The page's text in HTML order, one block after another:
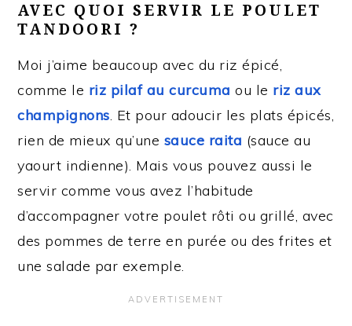
AVEC QUOI SERVIR LE POULET
TANDOORI ?
Moi j’aime beaucoup avec du riz épicé,
comme le riz pilaf au curcuma ou le riz aux
champignons. Et pour adoucir les plats épicés,
rien de mieux qu’une sauce raita (sauce au
yaourt indienne). Mais vous pouvez aussi le
servir comme vous avez l’habitude
d’accompagner votre poulet rôti ou grillé, avec
des pommes de terre en purée ou des frites et
une salade par exemple.